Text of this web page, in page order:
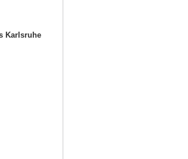
Karlsruhe